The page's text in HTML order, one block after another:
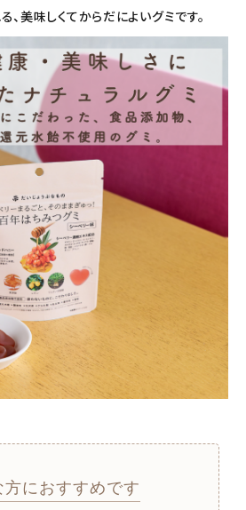
、美味しくてからだによいグミです。
方におすすめです